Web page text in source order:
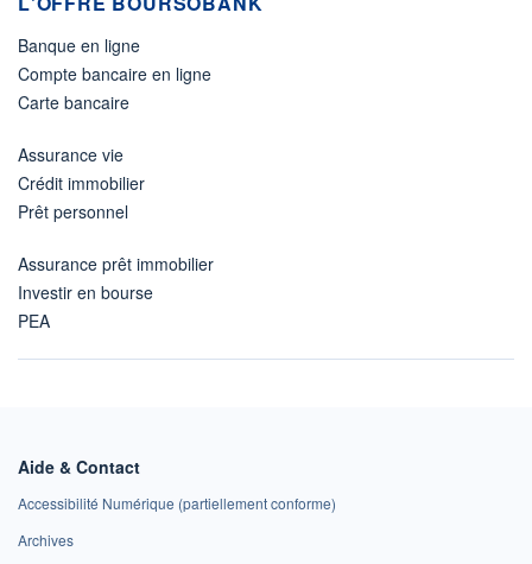
Banque en ligne
Compte bancaire en ligne
Carte bancaire
Assurance vie
Crédit immobilier
Prêt personnel
Assurance prêt immobilier
Investir en bourse
PEA
Aide & Contact
Accessibilité Numérique (partiellement conforme)
Archives